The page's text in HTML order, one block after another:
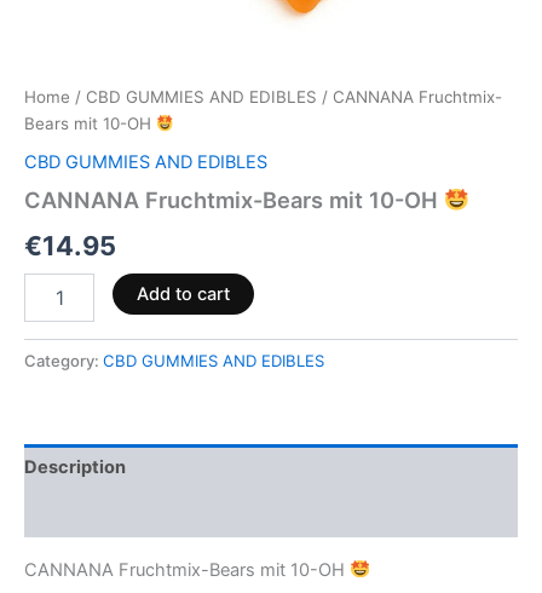
Home / CBD GUMMIES AND EDIBLES / CANNANA Fruchtmix-
Bears mit 10-OH
CBD GUMMIES AND EDIBLES
CANNANA Fruchtmix-Bears mit 10-OH
€14.95
Add to cart
Category: CBD GUMMIES AND EDIBLES
Description
CANNANA Fruchtmix-Bears mit 10-OH